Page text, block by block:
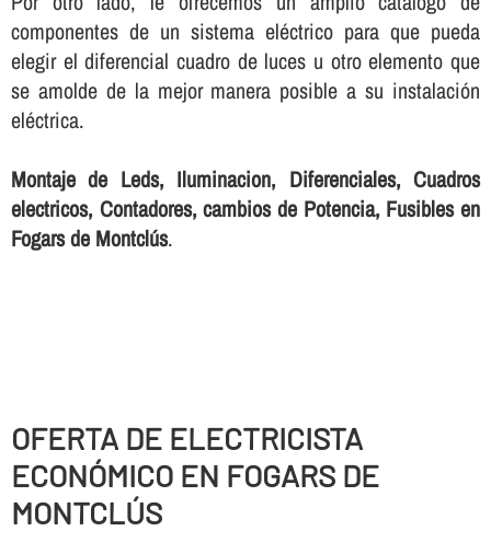
componentes de un sistema eléctrico para que pueda
elegir el diferencial cuadro de luces u otro elemento que
se amolde de la mejor manera posible a su instalación
eléctrica.
Montaje de Leds, Iluminacion, Diferenciales, Cuadros
electricos, Contadores, cambios de Potencia, Fusibles en
Fogars de Montclús.
OFERTA DE ELECTRICISTA
ECONÓMICO EN FOGARS DE
MONTCLÚS